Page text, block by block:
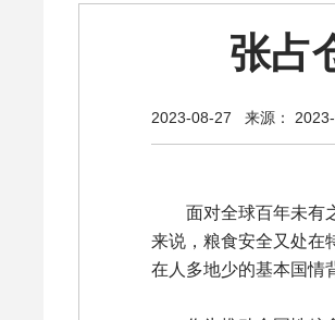
张占
2023-08-27 来源：
面对全球百年未有
来说，粮食安全又处在
在人多地少的基本国情